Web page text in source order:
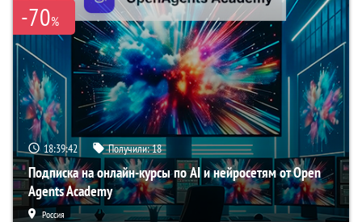
-70%
18:39:41 Получили:18
Подписка на онлайн-курсы по AI и нейросетям от Open
Agents Academy
Россия